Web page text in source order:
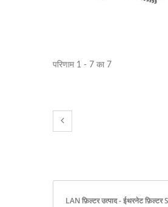
परिणाम 1 - 7 का 7
LAN फ़िल्टर उत्पाद - ईथरनेट